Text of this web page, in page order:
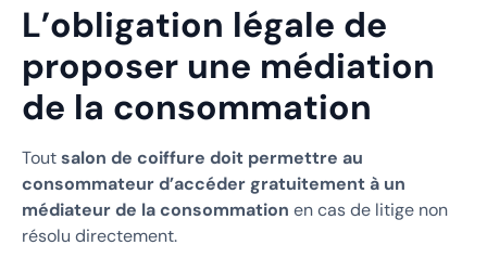
L’obligation légale de
proposer une médiation
de la consommation
Toutsalon de coiffure doit permettre au
consommateur d’accéder gratuitement à un
médiateur de la consommation en cas de litige non
résolu directement.